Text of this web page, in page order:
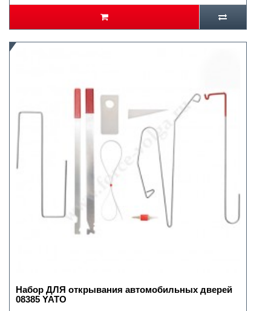
Набор ДЛЯ открывания автомобильных дверей
08385 YATO